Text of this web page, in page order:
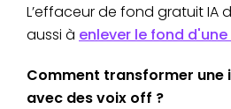
L’effaceur de fond gratuit IA
aussi à enlever le fond
Comment transformer une
avec des voix off ?